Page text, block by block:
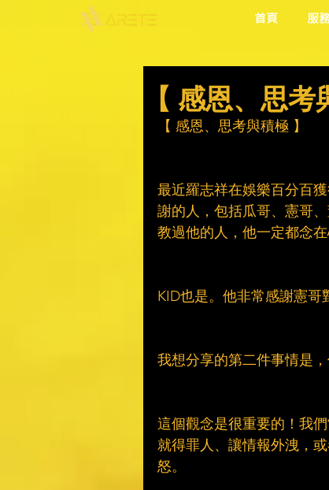
首頁 服
【 感恩、思考
【 感恩、思考與積極 】
最近羅志祥在娛樂百分百
謝的人，包括瓜哥、憲哥
教過他的人，他一定都念在
KID也是。他非常感謝憲哥
我想分享的第二件事情是
這個觀念是很重要的！我
就得罪人、讓情報外洩，
怒。